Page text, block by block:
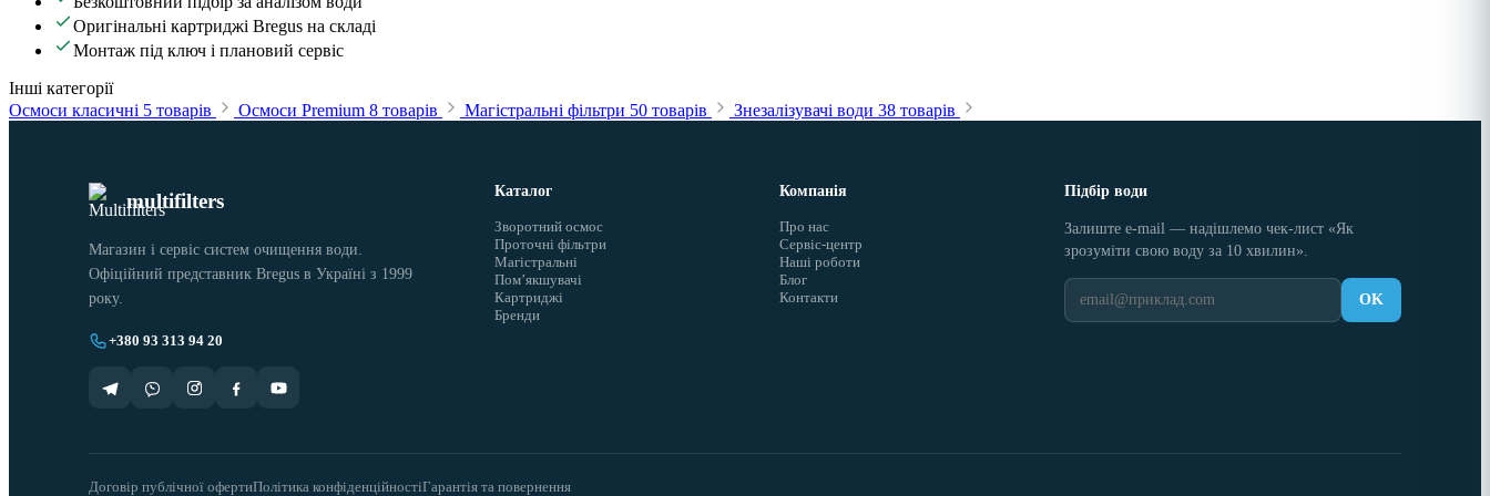
Оригінальні картриджі Bregus на складі
Монтаж під ключ і плановий сервіс
Інші категорії
Осмоси класичні 5 товарів Осмоси Premium 8 товарів Магістральні фільтри 50 товарів Знезалізувачі води 38 товарів
multifilters
Магазин і сервіс систем очищення води.
Офіційний представник Bregus в Україні з 1999
року.
+380 93 313 94 20
Каталог
Зворотний осмос
Проточні фільтри
Магістральні
Помʼякшувачі
Картриджі
Бренди
Компанія
Про нас
Сервіс-центр
Наші роботи
Блог
Контакти
Підбір води
Залиште e-mail — надішлемо чек-лист «Як
зрозуміти свою воду за 10 хвилин».
OK
Договір публічної офертиПолітика конфіденційностіГарантія та повернення